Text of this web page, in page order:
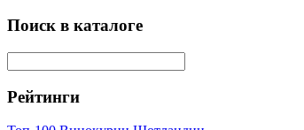
Поиск в каталоге
Рейтинги